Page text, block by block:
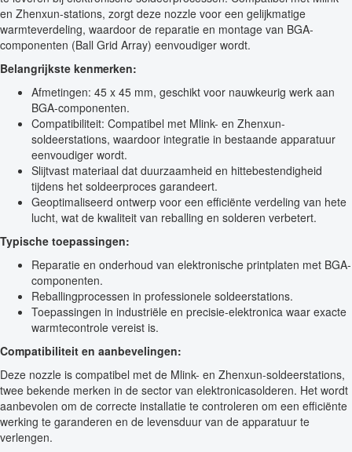
en Zhenxun-stations, zorgt deze nozzle voor een gelijkmatige
warmteverdeling, waardoor de reparatie en montage van BGA-
componenten (Ball Grid Array) eenvoudiger wordt.
Belangrijkste kenmerken:
Afmetingen: 45 x 45 mm, geschikt voor nauwkeurig werk aan
BGA-componenten.
Compatibiliteit: Compatibel met Mlink- en Zhenxun-
soldeerstations, waardoor integratie in bestaande apparatuur
eenvoudiger wordt.
Slijtvast materiaal dat duurzaamheid en hittebestendigheid
tijdens het soldeerproces garandeert.
Geoptimaliseerd ontwerp voor een efficiënte verdeling van hete
lucht, wat de kwaliteit van reballing en solderen verbetert.
Typische toepassingen:
Reparatie en onderhoud van elektronische printplaten met BGA-
componenten.
Reballingprocessen in professionele soldeerstations.
Toepassingen in industriële en precisie-elektronica waar exacte
warmtecontrole vereist is.
Compatibiliteit en aanbevelingen:
Deze nozzle is compatibel met de Mlink- en Zhenxun-soldeerstations,
twee bekende merken in de sector van elektronicasolderen. Het wordt
aanbevolen om de correcte installatie te controleren om een efficiënte
werking te garanderen en de levensduur van de apparatuur te
verlengen.